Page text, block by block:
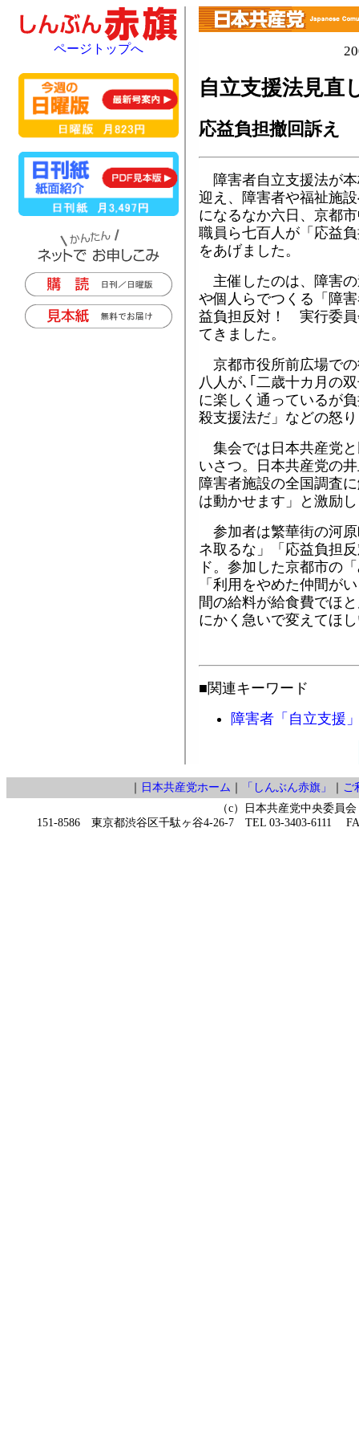
自立支援法見直
応益負担撤回訴え
障害者自立支援法が
迎え、障害者や福祉施
になるなか六日、京都
職員ら七百人が「応益
をあげました。
主催したのは、障害
や個人らでつくる「障
益負担反対！ 実行委員
てきました。
京都市役所前広場で
八人が､｢二歳十カ月の
に楽しく通っているが
殺支援法だ」などの怒
集会では日本共産党
いさつ。日本共産党の
障害者施設の全国調査
は動かせます」と激励
参加者は繁華街の河
ネ取るな」「応益負担
ド。参加した京都市の
「利用をやめた仲間が
間の給料が給食費でほ
にかく急いで変えてほ
■関連キーワード
障害者「自立支援
ページトップへ
｜ 日本共産党ホーム ｜ 「しんぶん赤旗」 ｜ ご
（c）日本共産党中央委員会
151-8586 東京都渋谷区千駄ヶ谷4-26-7 TEL 03-3403-6111